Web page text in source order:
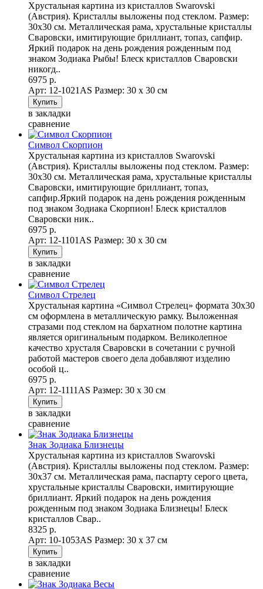
Хрустальная картина из кристаллов Swarovski
(Австрия). Кристаллы выложены под стеклом. Размер:
30х30 см. Металлическая рама, хрустальные кристаллы
Сваровски, имитирующие бриллиант, топаз, сапфир.
Яркий подарок на день рождения рожденным под
знаком Зодиака Рыбы! Блеск кристаллов Сваровски
никогд..
6975 р.
Арт: 12-1021AS Размер: 30 х 30 см
в закладки
сравнение
Символ Скорпион
Хрустальная картина из кристаллов Swarovski
(Австрия). Кристаллы выложены под стеклом. Размер:
30х30 см. Металлическая рама, хрустальные кристаллы
Сваровски, имитирующие бриллиант, топаз,
сапфир.Яркий подарок на день рождения рожденным
под знаком Зодиака Скорпион! Блеск кристаллов
Сваровски ник..
6975 р.
Арт: 12-1101AS Размер: 30 х 30 см
в закладки
сравнение
Символ Стрелец
Хрустальная картина «Символ Стрелец» формата 30х30
см оформлена в металлическую рамку. Выложенная
стразами под стеклом на бархатном полотне картина
является оригинальным подарком. Великолепное
качество хрусталя Сваровски в сочетании с ручной
работой мастеров своего дела добавляют изделию
особой ц..
6975 р.
Арт: 12-1111AS Размер: 30 х 30 см
в закладки
сравнение
Знак Зодиака Близнецы
Хрустальная картина из кристаллов Swarovski
(Австрия). Кристаллы выложены под стеклом. Размер:
30х37 см. Металлическая рама, паспарту серого цвета,
хрустальные кристаллы Сваровски, имитирующие
бриллиант. Яркий подарок на день рождения
рожденным под знаком Зодиака Близнецы! Блеск
кристаллов Свар..
8325 р.
Арт: 10-1053AS Размер: 30 х 37 см
в закладки
сравнение